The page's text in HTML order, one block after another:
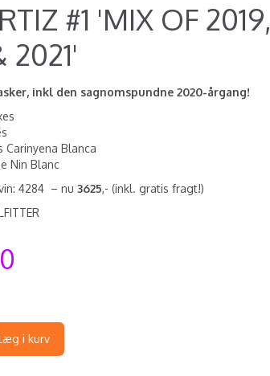
#1 'MIX OF 2019,
2021'
inkl den sagnomspundne 2020-årgang!
Carinyena Blanca
Nin Blanc
4284 – nu 3625,- (inkl. gratis fragt!)
i kurv